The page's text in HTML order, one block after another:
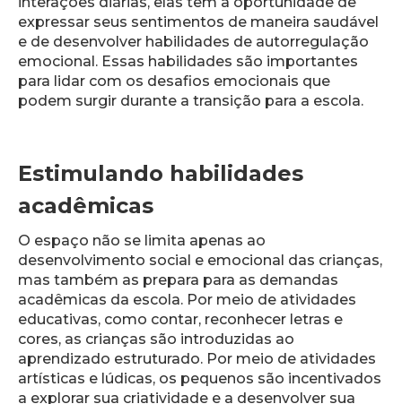
expressar seus sentimentos de maneira saudável
e de desenvolver habilidades de autorregulação
emocional. Essas habilidades são importantes
para lidar com os desafios emocionais que
podem surgir durante a transição para a escola.
Estimulando habilidades
acadêmicas
O espaço não se limita apenas ao
desenvolvimento social e emocional das crianças,
mas também as prepara para as demandas
acadêmicas da escola. Por meio de atividades
educativas, como contar, reconhecer letras e
cores, as crianças são introduzidas ao
aprendizado estruturado. Por meio de atividades
artísticas e lúdicas, os pequenos são incentivados
a explorar sua criatividade e a desenvolver sua